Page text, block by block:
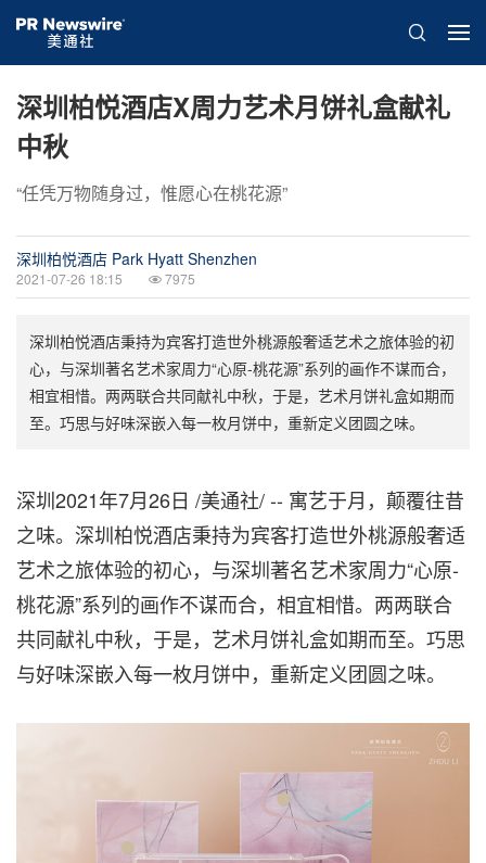
深圳柏悦酒店X周力艺术月饼礼盒献礼
中秋
“任凭万物随身过，惟愿心在桃花源”
深圳柏悦酒店 Park Hyatt Shenzhen
2021-07-26 18:15 7975
深圳柏悦酒店秉持为宾客打造世外桃源般奢适艺术之旅体验的初
心，与深圳著名艺术家周力“心原-桃花源”系列的画作不谋而合，
相宜相惜。两两联合共同献礼中秋，于是，艺术月饼礼盒如期而
至。巧思与好味深嵌入每一枚月饼中，重新定义团圆之味。
深圳2021年7月26日 /美通社/ -- 寓艺于月，颠覆往昔
之味。深圳柏悦酒店秉持为宾客打造世外桃源般奢适
艺术之旅体验的初心，与深圳著名艺术家周力“心原-
桃花源”系列的画作不谋而合，相宜相惜。两两联合
共同献礼中秋，于是，艺术月饼礼盒如期而至。巧思
与好味深嵌入每一枚月饼中，重新定义团圆之味。